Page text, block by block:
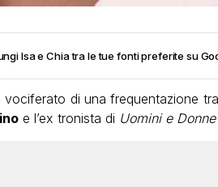
Isa e Chia tra le tue fonti preferite su
di una frequentazione
e l’ex tronista di Uomini e Donne